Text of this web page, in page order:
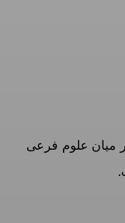
میان علوم فرعی